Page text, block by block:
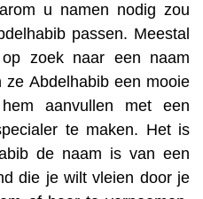
u namen nodig zou
passen. Meestal
zoek naar een naam
Abdelhabib een mooie
aanvullen met een
te maken. Het is
de naam is van een
die je wilt vleien door je